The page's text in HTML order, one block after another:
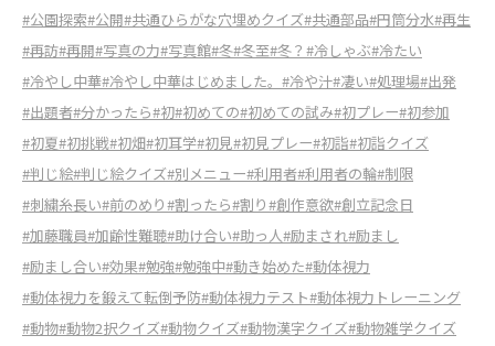
#公園探索#公開#共通ひらがな穴埋めクイズ#共通部品#円筒分水#再生
#再訪#再開#写真の力#写真館#冬#冬至#冬？ #冷しゃぶ#冷たい
#冷やし中華#冷やし中華はじめました。 #冷や汁#凄い#処理場#出発
#出題者#分かったら#初#初めての#初めての試み#初プレー#初参加
#初夏#初挑戦#初畑#初耳学#初見#初見プレー#初詣#初詣クイズ
#判じ絵#判じ絵クイズ#別メニュー#利用者#利用者の輪#制限
#刺繍糸長い#前のめり#割ったら#割り#創作意欲#創立記念日
#加藤職員#加齢性難聴#助け合い#助っ人#励まされ#励まし
#励まし合い#効果#勉強#勉強中#動き始めた#動体視力
#動体視力を鍛えて転倒予防#動体視力テスト#動体視力トレーニング
#動物#動物2択クイズ#動物クイズ#動物漢字クイズ#動物雑学クイズ